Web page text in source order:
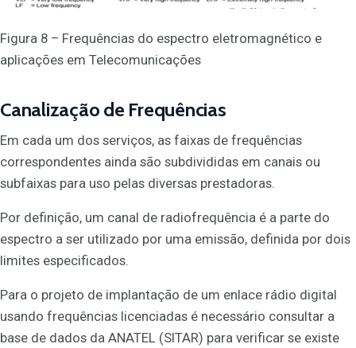
Figura 8 – Frequências do espectro eletromagnético e
aplicações em Telecomunicações
Canalização de Frequências
Em cada um dos serviços, as faixas de frequências
correspondentes ainda são subdivididas em canais ou
subfaixas para uso pelas diversas prestadoras.
Por definição, um canal de radiofrequência é a parte do
espectro a ser utilizado por uma emissão, definida por dois
limites especificados.
Para o projeto de implantação de um enlace rádio digital
usando frequências licenciadas é necessário consultar a
base de dados da ANATEL (SITAR) para verificar se existe